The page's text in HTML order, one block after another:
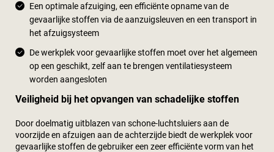
Een optimale afzuiging, een efficiënte opname van de
gevaarlijke stoffen via de aanzuigsleuven en een transport in
het afzuigsysteem
De werkplek voor gevaarlijke stoffen moet over het algemeen
op een geschikt, zelf aan te brengen ventilatiesysteem
worden aangesloten
Veiligheid bij het opvangen van schadelijke stoffen
Door doelmatig uitblazen van schone-luchtsluiers aan de
voorzijde en afzuigen aan de achterzijde biedt de werkplek voor
gevaarlijke stoffen de gebruiker een zeer efficiënte vorm van het